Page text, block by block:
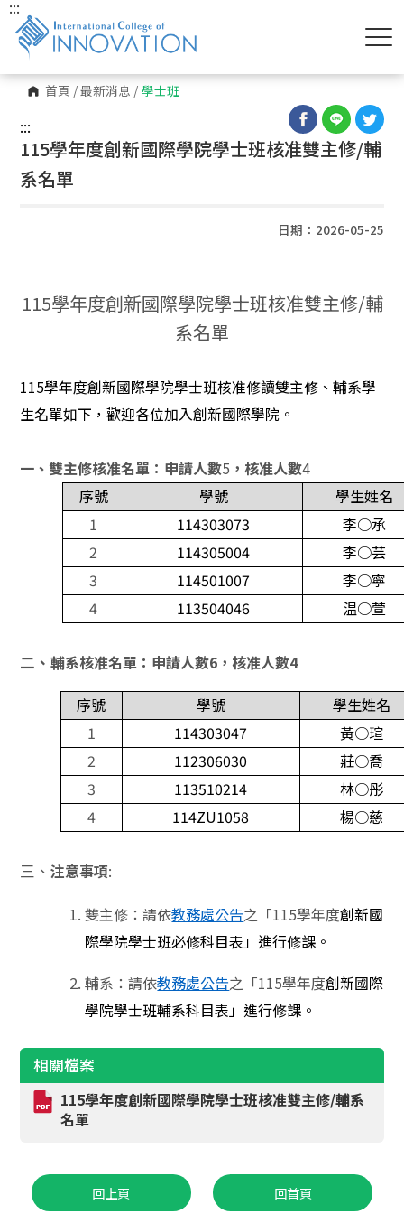
首頁 /最新消息 / 學士班
:::
:::
115學年度創新國際學院學士班核准雙主修/輔
系名單
日期：2026-05-25
115學年度創新國際學院學士班核准雙主修/輔
系名單
115學年度創新國際學院學士班核准修讀雙主修、輔系學
生名單如下，歡迎各位加入創新國際學院。
一、雙主修核准名單：申請人數5 ，核准人數4
序號
學號
學生姓名
1
114303073
李○承
2
114305004
李○芸
3
114501007
李○寧
4
113504046 温○萱
二、輔系核准名單：申請人數6，核准人數4
序號
學號
學生姓名
1
114303047
黃○瑄
2
112306030
莊○喬
3
113510214
林○彤
4
114ZU1058 楊○慈
三、注意事項:
雙主修：請依教務處公告之「115學年度創新國
際學院學士班必修科目表」進行修課。
輔系：請依教務處公告之「115學年度創新國際
學院學士班輔系科目表」進行修課。
相關檔案
115學年度創新國際學院學士班核准雙主修/輔系
名單
回上頁 回首頁